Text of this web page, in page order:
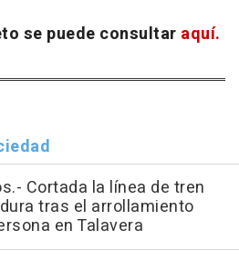
se puede consultar aquí.
Cortada la línea de tren
tras el arrollamiento
en Talavera